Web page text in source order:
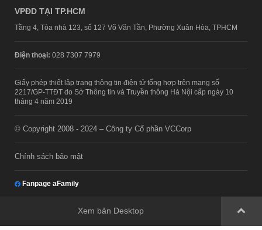
VPĐD TẠI TP.HCM
Tầng 4, Tòa nhà 123, số 127 Võ Văn Tần, Phường Xuân Hòa, TPHCM
Điện thoại: 028 7307 7979
Giấy phép thiết lập trang thông tin điện tử tổng hợp trên mạng số
2217/GP-TTĐT do Sở Thông tin và Truyền thông Hà Nội cấp ngày 10
tháng 4 năm 2019
© Copyright 2008 - 2024 – Công ty Cổ phần VCCorp
Chính sách bảo mật
Fanpage aFamily
Xem bản Desktop